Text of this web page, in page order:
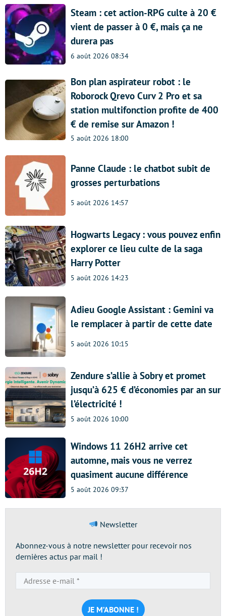
Steam : cet action-RPG culte à 20 €
vient de passer à 0 €, mais ça ne
durera pas
6 août 2026 08:34
Bon plan aspirateur robot : le
Roborock Qrevo Curv 2 Pro et sa
station multifonction profite de 400
€ de remise sur Amazon !
5 août 2026 18:00
Panne Claude : le chatbot subit de
grosses perturbations
5 août 2026 14:57
Hogwarts Legacy : vous pouvez enfin
explorer ce lieu culte de la saga
Harry Potter
5 août 2026 14:23
Adieu Google Assistant : Gemini va
le remplacer à partir de cette date
5 août 2026 10:15
Zendure s’allie à Sobry et promet
jusqu’à 625 € d’économies par an sur
l’électricité !
5 août 2026 10:00
Windows 11 26H2 arrive cet
automne, mais vous ne verrez
quasiment aucune différence
5 août 2026 09:37
Newsletter
Abonnez-vous à notre newsletter pour recevoir nos
dernières actus par mail !
e-
mail
*